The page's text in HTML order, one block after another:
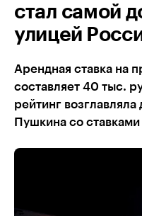
стал самой
улицей
Арендная ставка на
составляет 40 тыс.
рейтинг возглавляла
Пушкина со